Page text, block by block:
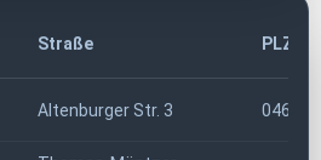
Straße PLZ
Altenburger Str. 3 04610